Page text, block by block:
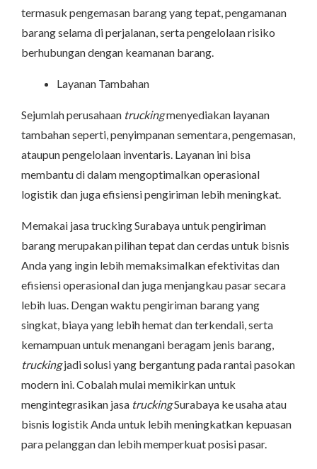
termasuk pengemasan barang yang tepat, pengamanan
barang selama di perjalanan, serta pengelolaan risiko
berhubungan dengan keamanan barang.
Layanan Tambahan
Sejumlah perusahaan truckingmenyediakan layanan
tambahan seperti, penyimpanan sementara, pengemasan,
ataupun pengelolaan inventaris. Layanan ini bisa
membantu di dalam mengoptimalkan operasional
logistik dan juga efisiensi pengiriman lebih meningkat.
Memakai jasa trucking Surabaya untuk pengiriman
barang merupakan pilihan tepat dan cerdas untuk bisnis
Anda yang ingin lebih memaksimalkan efektivitas dan
efisiensi operasional dan juga menjangkau pasar secara
lebih luas. Dengan waktu pengiriman barang yang
singkat, biaya yang lebih hemat dan terkendali, serta
kemampuan untuk menangani beragam jenis barang,
truckingjadi solusi yang bergantung pada rantai pasokan
modern ini. Cobalah mulai memikirkan untuk
mengintegrasikan jasa truckingSurabaya ke usaha atau
bisnis logistik Anda untuk lebih meningkatkan kepuasan
para pelanggan dan lebih memperkuat posisi pasar.